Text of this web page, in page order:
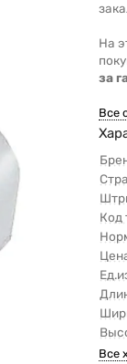
На
за
Все
Код
Все